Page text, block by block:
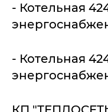
- Котельная
- Котельная